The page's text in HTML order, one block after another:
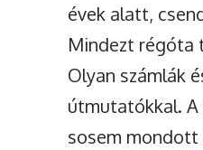
évek alatt,
Mindezt régóta
Olyan számlák
útmutatókkal.
sosem mondott